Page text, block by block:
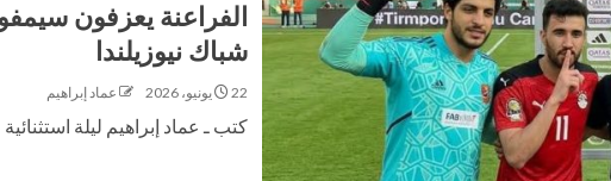
الفراعنة يعزفون
شباك نيوزيلندا
22 يونيو، 2026 عماد إبراهيم
كتب ـ عماد إبراهيم ​ليلة